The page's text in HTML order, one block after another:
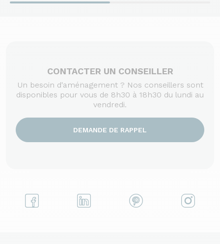
CONTACTER UN CONSEILLER
Un besoin d'aménagement ? Nos conseillers sont
disponibles pour vous de 8h30 à 18h30 du lundi au
vendredi.
DEMANDE DE RAPPEL